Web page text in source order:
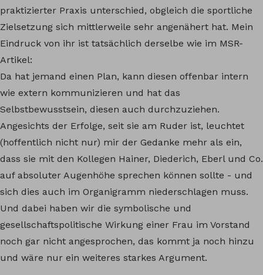
praktizierter Praxis unterschied, obgleich die sportliche
Zielsetzung sich mittlerweile sehr angenähert hat. Mein
Eindruck von ihr ist tatsächlich derselbe wie im MSR-
Artikel:
Da hat jemand einen Plan, kann diesen offenbar intern
wie extern kommunizieren und hat das
Selbstbewusstsein, diesen auch durchzuziehen.
Angesichts der Erfolge, seit sie am Ruder ist, leuchtet
(hoffentlich nicht nur) mir der Gedanke mehr als ein,
dass sie mit den Kollegen Hainer, Diederich, Eberl und Co.
auf absoluter Augenhöhe sprechen können sollte - und
sich dies auch im Organigramm niederschlagen muss.
Und dabei haben wir die symbolische und
gesellschaftspolitische Wirkung einer Frau im Vorstand
noch gar nicht angesprochen, das kommt ja noch hinzu
und wäre nur ein weiteres starkes Argument.